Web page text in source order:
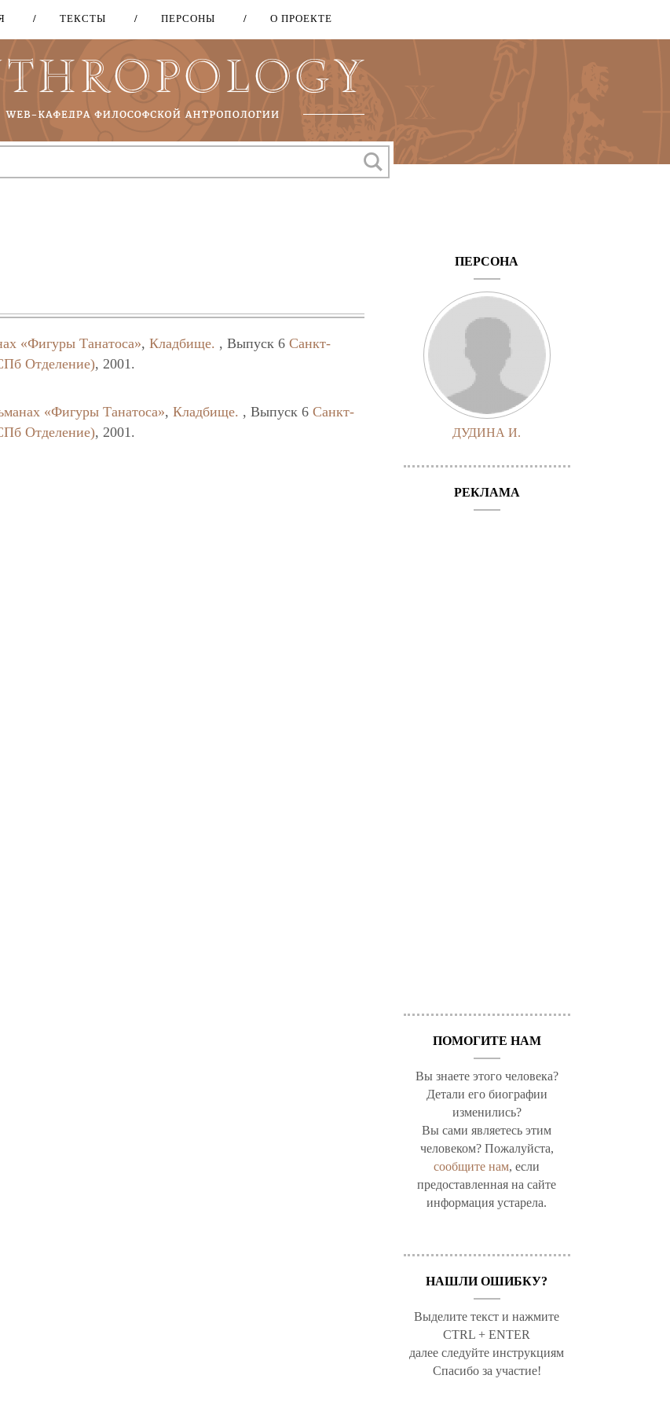
Перейти
основному
содержанию
ТЕКСТЫ ПЕРСОНЫ О ПРОЕКТЕ
«Фигуры Танатоса»,Кладбище. , Выпуск 6Санкт-
Отделение), 2001.
«Фигуры Танатоса»,Кладбище. , Выпуск 6Санкт-
Отделение), 2001.
ПЕРСОНА
ДУДИНА И.
РЕКЛАМА
ПОМОГИТЕ НАМ
Вы знаете этого человека?
Детали его биографии
изменились?
Вы сами являетесь этим
человеком? Пожалуйста,
сообщите нам, если
предоставленная на сайте
информация устарела.
НАШЛИ ОШИБКУ?
Выделите текст и нажмите
CTRL + ENTER
далее следуйте инструкциям
Спасибо за участие!